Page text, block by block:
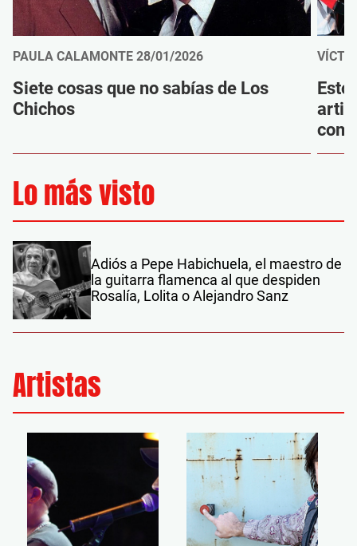
PAULA CALAMONTE 28/01/2026
Siete cosas que no sabías de Los
Chichos
Lo más visto
Adiós a Pepe Habichuela, el maestro de
la guitarra flamenca al que despiden
Rosalía, Lolita o Alejandro Sanz
Artistas